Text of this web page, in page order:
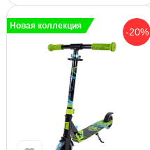
-20%
Новая коллекция